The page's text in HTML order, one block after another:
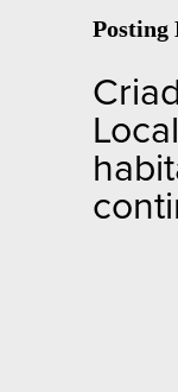
Posting